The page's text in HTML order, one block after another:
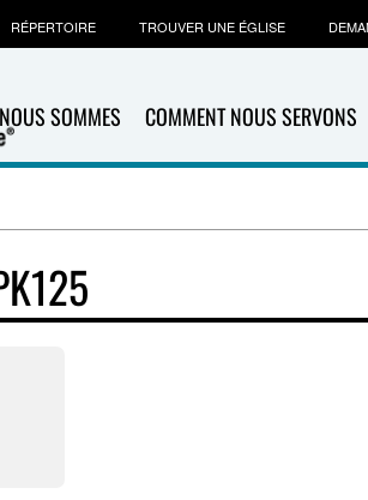
SOMMES COMMENT NOUS SERVONS
RÉPERTOIRE TROUVER UNE ÉGLISE